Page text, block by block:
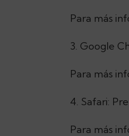
Para más
3. Google
Para más
4. Safari:
Para más